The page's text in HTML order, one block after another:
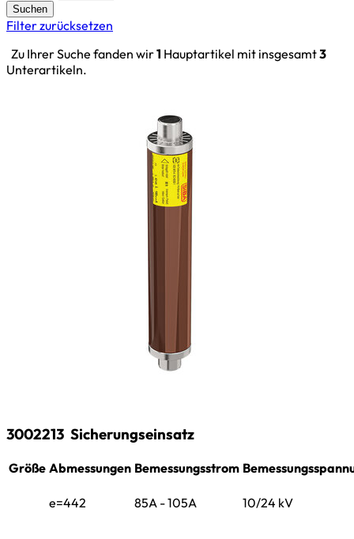
Suchen
Filter zurücksetzen
Zu Ihrer Suche fanden wir1 Hauptartikel mit insgesamt3
Unterartikeln.
3002213 Sicherungseinsatz
Größe Abmessungen Bemessungsstrom
e=442 85A - 105A 10/24 kV